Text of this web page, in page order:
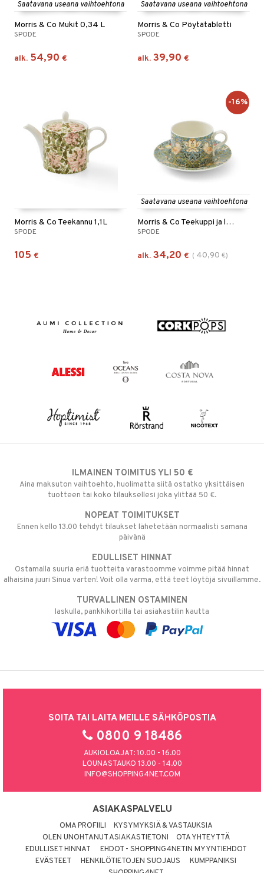
Saatavana useana vaihtoehtona
Morris & Co Mukit 0,34 L
SPODE
alk. 54,90 €
Saatavana useana vaihtoehtona
Morris & Co Pöytätabletti
SPODE
alk. 39,90 €
Morris & Co Teekannu 1,1L
SPODE
105 €
Saatavana useana vaihtoehtona
Morris & Co Teekuppi ja lautanen 0,28 L
SPODE
alk. 34,20 € ( 40,90 €)
-16%
ILMAINEN TOIMITUS YLI 50 €
Aina maksuton vaihtoehto, huolimatta siitä ostatko yksittäisen
tuotteen tai koko tilauksellesi joka ylittää 50 €.
NOPEAT TOIMITUKSET
Ennen kello 13.00 tehdyt tilaukset lähetetään normaalisti samana
päivänä
EDULLISET HINNAT
Ostamalla suuria eriä tuotteita varastoomme voimme pitää hinnat
alhaisina juuri Sinua varten! Voit olla varma, että teet löytöjä sivuillamme.
TURVALLINEN OSTAMINEN
laskulla, pankkikortilla tai asiakastilin kautta
SOITA TAI LAITA MEILLE SÄHKÖPOSTIA
0800 9 18486
AUKIOLOAJAT: 10.00 - 16.00
LOUNASTAUKO 13.00 - 14.00
INFO@SHOPPING4NET.COM
ASIAKASPALVELU
OMA PROFIILI
KYSYMYKSIÄ & VASTAUKSIA
OLEN UNOHTANUT ASIAKASTIETONI
OTA YHTEYTTÄ
EDULLISET HINNAT
EHDOT - SHOPPING4NETIN MYYNTIEHDOT
EVÄSTEET
HENKILÖTIETOJEN SUOJAUS
KUMPPANIKSI